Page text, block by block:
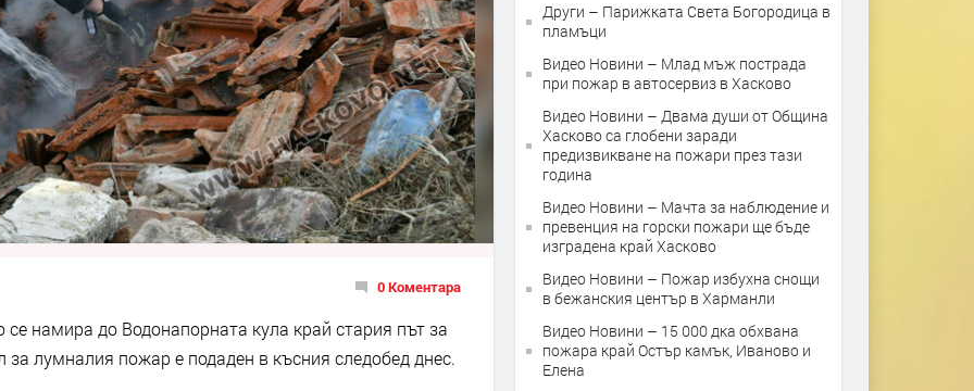
0 Коментара
намира до Водонапорната кула край стария път за
за лумналия пожар е подаден в късния следобед днес.
Други – Парижката Света Богородица в
пламъци
Видео Новини – Млад мъж пострада
при пожар в автосервиз в Хасково
Видео Новини – Двама души от Община
Хасково са глобени заради
предизвикване на пожари през тази
година
Видео Новини – Мачта за наблюдение и
превенция на горски пожари ще бъде
изградена край Хасково
Видео Новини – Пожар избухна снощи
в бежанския център в Харманли
Видео Новини – 15 000 дка обхвана
пожара край Остър камък, Иваново и
Елена